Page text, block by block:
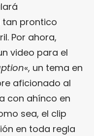
tan prontico
Por ahora,
video para el
«, un tema en
aficionado al
con ahínco en
sea, el clip
en toda regla